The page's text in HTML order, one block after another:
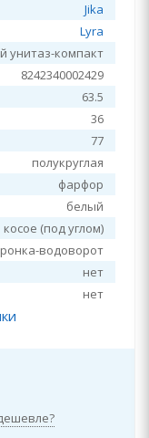
Jika
Lyra
унитаз-компакт
8242340002429
63.5
36
77
полукруглая
фарфор
белый
косое (под углом)
водоворот
нет
нет